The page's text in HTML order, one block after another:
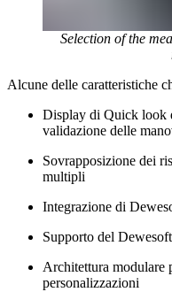
Selection of the
Alcune delle caratteristiche
Display di Quick look
validazione delle
Sovrapposizione dei
multipli
Integrazione di
Supporto del
Architettura modulare
personalizzazioni